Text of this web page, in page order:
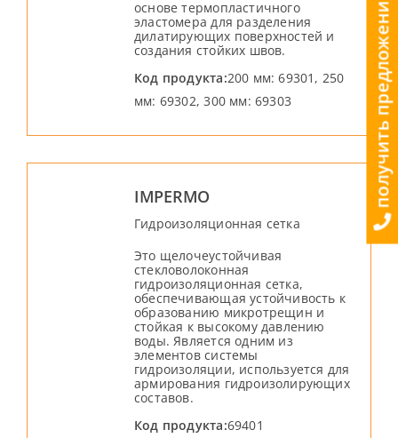
основе термопластичного
эластомера для разделения
дилатирующих поверхностей и
создания стойких швов.
Код продукта:200 мм: 69301, 250
мм: 69302, 300 мм: 69303
IMPERMO
Гидроизоляционная сетка
Это щелочеустойчивая
стекловолоконная
гидроизоляционная сетка,
обеспечивающая устойчивость к
образованию микротрещин и
стойкая к высокому давлению
воды. Является одним из
элементов системы
гидроизоляции, используется для
армирования гидроизолирующих
составов.
Код продукта:69401
получить предложение